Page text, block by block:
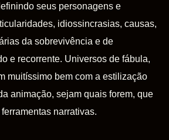
seus personagens e
idiossincrasias, causas,
da sobrevivência e de
e recorrente. Universos de fábula,
muitíssimo bem com a estilização
animação, sejam quais forem, que
narrativas.